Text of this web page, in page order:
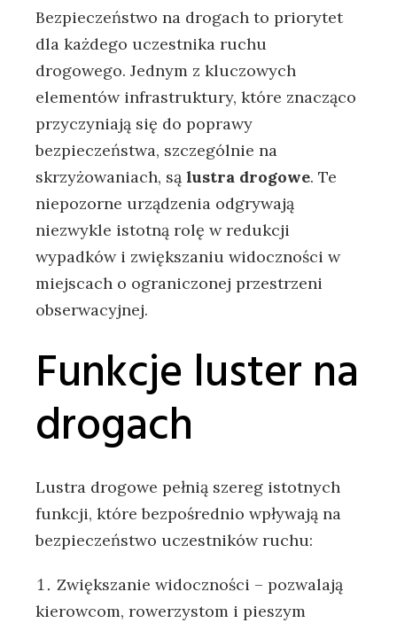
Bezpieczeństwo na drogach to priorytet
dla każdego uczestnika ruchu
drogowego. Jednym z kluczowych
elementów infrastruktury, które znacząco
przyczyniają się do poprawy
bezpieczeństwa, szczególnie na
skrzyżowaniach, sąlustra drogowe. Te
niepozorne urządzenia odgrywają
niezwykle istotną rolę w redukcji
wypadków i zwiększaniu widoczności w
miejscach o ograniczonej przestrzeni
obserwacyjnej.
Funkcje luster na
drogach
Lustra drogowe pełnią szereg istotnych
funkcji, które bezpośrednio wpływają na
bezpieczeństwo uczestników ruchu:
Zwiększanie widoczności – pozwalają
kierowcom, rowerzystom i pieszym